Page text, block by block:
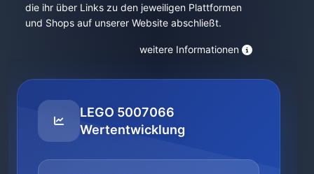
die ihr über Links zu den jeweiligen Plattformen
und Shops auf unserer Website abschließt.
weitere Informationen
LEGO 5007066
Wertentwicklung